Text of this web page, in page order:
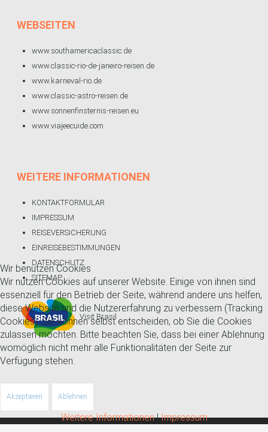
WEBSEITEN
www.southamericaclassic.de
www.classic-rio-de-janeiro-reisen.de
www.karneval-rio.de
www.classic-astro-reisen.de
www.sonnenfinsternis-reisen.eu
www.viajeecuide.com
WEITERE INFORMATIONEN
KONTAKTFORMULAR
IMPRESSUM
REISEVERSICHERUNG
EINREISEBESTIMMUNGEN
DATENSCHUTZ
SITEMAP
Visit Brasil
Wir benutzen Cookies
Wir nutzen Cookies auf unserer Website. Einige von ihnen sind
essenziell für den Betrieb der Seite, während andere uns helfen,
diese Website und die Nutzererfahrung zu verbessern (Tracking
Cookies). Sie können selbst entscheiden, ob Sie die Cookies
zulassen möchten. Bitte beachten Sie, dass bei einer Ablehnung
womöglich nicht mehr alle Funktionalitäten der Seite zur
Verfügung stehen.
Akzeptieren Ablehnen
Weitere Informationen|Impressum